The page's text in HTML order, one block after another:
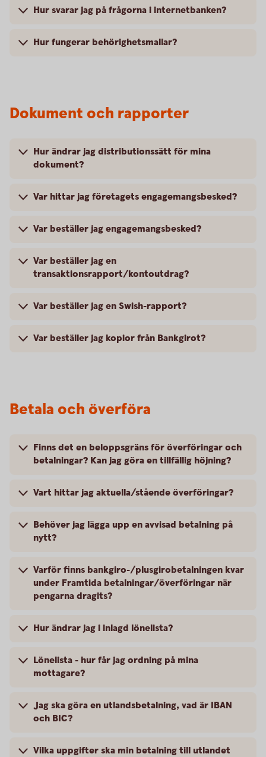
Hur svarar jag på frågorna i internetbanken?
Hur fungerar behörighetsmallar?
Dokument och rapporter
Hur ändrar jag distributionssätt för mina
dokument?
Var hittar jag företagets engagemangsbesked?
Var beställer jag engagemangsbesked?
Var beställer jag en
transaktionsrapport/kontoutdrag?
Var beställer jag en Swish-rapport?
Var beställer jag kopior från Bankgirot?
Betala och överföra
Finns det en beloppsgräns för överföringar och
betalningar? Kan jag göra en tillfällig höjning?
Vart hittar jag aktuella/stående överföringar?
Behöver jag lägga upp en avvisad betalning på
nytt?
Varför finns bankgiro-/plusgirobetalningen kvar
under Framtida betalningar/överföringar när
pengarna dragits?
Hur ändrar jag i inlagd lönelista?
Lönelista - hur får jag ordning på mina
mottagare?
Jag ska göra en utlandsbetalning, vad är IBAN
och BIC?
Vilka uppgifter ska min betalning till utlandet